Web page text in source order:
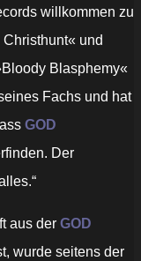
willkommen zu
und
Blasphemy«
Fachs und hat
GOD
Der
aus der GOD
wurde seitens der